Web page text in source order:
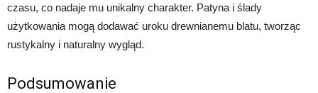
czasu, co nadaje mu unikalny charakter. Patyna i ślady
użytkowania mogą dodawać uroku drewnianemu blatu, tworząc
rustykalny i naturalny wygląd.
Podsumowanie